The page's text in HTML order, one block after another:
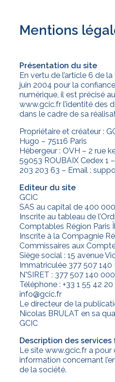
Mentions
Présentation du site
En vertu de l’article 6 de
juin 2004 pour la
numérique, il est précisé
www.gcic.fr l’identité des
dans le cadre de sa
Propriétaire et créateur :
Hugo – 75116 Paris
Hébergeur : OVH – 2 rue
59053 ROUBAIX Cedex 1
203 203 63 – Email :
Editeur du site
GCIC
SAS au capital de 400
Inscrite au tableau de
Comptables Région Paris
Inscrite à la Compagnie
Commissaires aux
Siège social : 15 avenue
Immatriculée 377 507 140
N°SIRET : 377 507 140
Téléphone : +33 1 55 42 20
info@gcic.fr
Le directeur de la
Nicolas BRULAT en sa
GCIC
Description des services
Le site www.gcic.fr a pour
information concernant
de la société.